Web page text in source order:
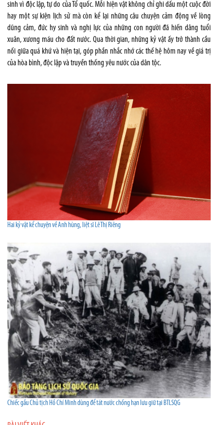
sinh vì độc lập, tự do của Tổ quốc. Mỗi hiện vật không chỉ ghi dấu một cuộc đời
hay một sự kiện lịch sử mà còn kể lại những câu chuyện cảm động về lòng
dũng cảm, đức hy sinh và nghị lực của những con người đã hiến dâng tuổi
xuân, xương máu cho đất nước. Qua thời gian, những kỷ vật ấy trở thành cầu
nối giữa quá khứ và hiện tại, góp phần nhắc nhớ các thế hệ hôm nay về giá trị
của hòa bình, độc lập và truyền thống yêu nước của dân tộc.
Hai kỷ vật kể chuyện về Anh hùng, liệt sĩ Lê Thị Riêng
Chiếc gầu Chủ tịch Hồ Chí Minh dùng để tát nước chống hạn lưu giữ tại BTLSQG